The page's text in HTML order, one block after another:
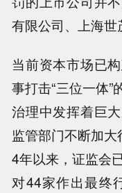
有限公司、上海世
当前资本市场已
事打击“三位一体
治理中发挥着巨
监管部门不断加
4年以来，证监会
对44家作出最终